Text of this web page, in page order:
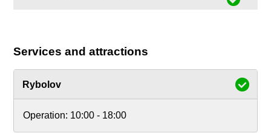
Services and attractions
Rybolov
Operation: 10:00 - 18:00